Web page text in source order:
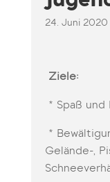
24. Juni 2020
Ziele:
* Spaß und
*
Gelände-,